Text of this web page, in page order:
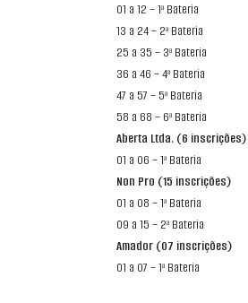
01 a 12 – 1ª Bateria
13 a 24 – 2ª Bateria
25 a 35 – 3ª Bateria
36 a 46 – 4ª Bateria
47 a 57 – 5ª Bateria
58 a 68 – 6ª Bateria
Aberta Ltda. (6 inscrições)
01 a 06 – 1ª Bateria
Non Pro (15 inscrições)
01 a 08 – 1ª Bateria
09 a 15 – 2ª Bateria
Amador (07 inscrições)
01 a 07 – 1ª Bateria